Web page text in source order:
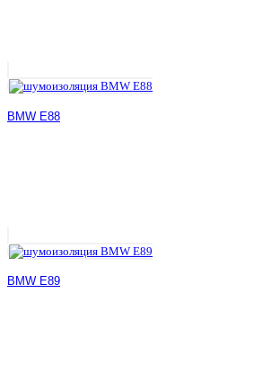
BMW E88
BMW E89